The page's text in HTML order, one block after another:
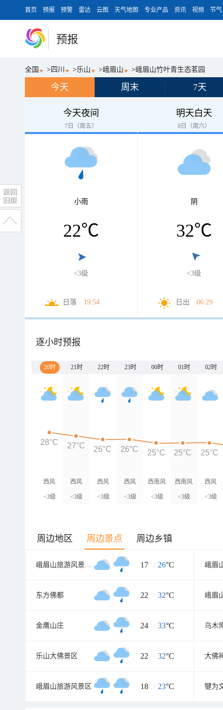
首页 预报 预警 雷达 云图 天气地图 专业产品 资讯 视频 节气
预报
全国 > 四川 >乐山 >峨眉山 >峨眉山竹叶青生态茗园
今天 周末 7天
今天夜间
7日（周五）
小雨
22℃
<3级
日落 19:54
明天白天
8日（周六）
阴
32℃
<3级
日出 06:29
逐小时预报
20时 21时 22时 23时 00时 01时 02时
西风
<3级
西风
<3级
西风
<3级
西风
<3级
西南风
<3级
西南风
<3级
西风
<3级
28°C 27°C 26°C 26°C 25°C 25°C 25°C
周边地区 周边景点 周边乡镇
峨眉山旅游风景区零公里入口 17 / 26°C
东方佛都 22 / 32°C
金鹰山庄 24 / 33°C 乌木
乐山大佛景区 22 / 32°C 大佛
峨眉山旅游风景区 18 / 23°C 犍为